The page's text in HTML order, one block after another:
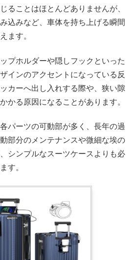
ることはほとんどありませんが、
込みなど、車体を持ち上げる瞬間
ます。
プホルダーや隠しフックといった
インのアクセントになっている反
カーへ出し入れする際や、狭い隙
かる原因になることがあります。
パーツの可動部が多く、長年の過
部分のメンテナンスや微細な埃の
シンプルなスーツケースよりも必
す。